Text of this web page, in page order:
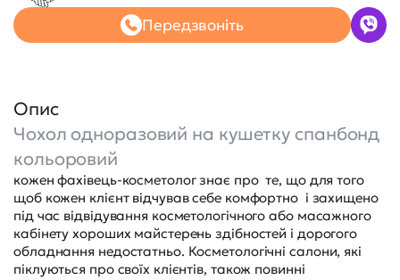
Передзвоніть
Опис
Чохол одноразовий на кушетку спанбонд
кольоровий
кожен фахівець-косметолог знає про те, що для того
щоб кожен клієнт відчував себе комфортно і захищено
під час відвідування косметологічного або масажного
кабінету хороших майстерень здібностей і дорогого
обладнання недостатньо. Косметологічні салони, які
піклуються про своїх клієнтів, також повинні